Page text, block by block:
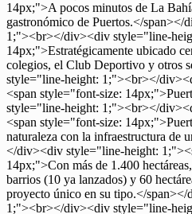
14px;">A pocos minutos de La
gastronómico de Puertos.</
1;"><br></div><div style="line-
14px;">Estratégicamente ubicado
colegios, el Club Deportivo y otros
style="line-height: 1;"><br></
<span style="font-size:
style="line-height: 1;"><br></
<span style="font-size:
naturaleza con la infraestructura de
</div><div style="line-height:
14px;">Con más de 1.400
barrios (10 ya lanzados) y 60
proyecto único en su tipo.</
1;"><br></div><div style="line-